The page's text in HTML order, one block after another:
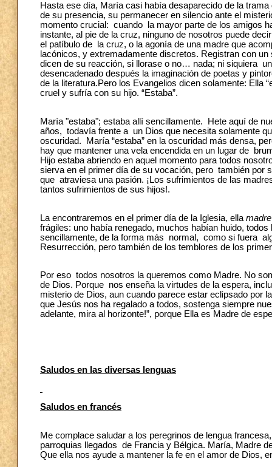
Hasta ese día, María casi había desaparecido de la
de su presencia, su permanecer en silencio ante el
momento crucial: cuando la mayor parte de los amigos
instante, al pie de la cruz, ninguno de nosotros puede
el patíbulo de la cruz, o la agonía de una madre que
lacónicos, y extremadamente discretos. Registran con
dicen de su reacción, si llorase o no… nada; ni siquiera
desencadenado después la imaginación de poetas y
de la literatura.Pero los Evangelios dicen solamente: Ella
cruel y sufría con su hijo. “Estaba”.
María "estaba"; estaba allí sencillamente. Hete aquí de
años, todavía frente a un Dios que necesita solamente
oscuridad. María “estaba” en la oscuridad más densa,
hay que mantener una vela encendida en un lugar de
Hijo estaba abriendo en aquel momento para todos
sierva en el primer día de su vocación, pero también por
que atraviesa una pasión. ¡Los sufrimientos de las
tantos sufrimientos de sus hijos!.
La encontraremos en el primer día de la Iglesia, ella
frágiles: uno había renegado, muchos habían huido,
sencillamente, de la forma más normal, como si fuera
Resurrección, pero también de los temblores de los
Por eso todos nosotros la queremos como Madre. No
de Dios. Porque nos enseña la virtudes de la espera,
misterio de Dios, aun cuando parece estar eclipsado por
que Jesús nos ha regalado a todos, sostenga siempre
adelante, mira al horizonte!”, porque Ella es Madre de
Saludos en las diversas lenguas
Saludos en francés
Me complace saludar a los peregrinos de lengua
parroquias llegados de Francia y Bélgica. María, Madre
Que ella nos ayude a mantener la fe en el amor de Dios,